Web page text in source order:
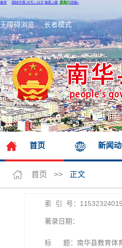
无障碍浏览 长者模式
首页 新闻
首页 >> 正文
索 引 号：
著录日期：
标 题：南华县教育体